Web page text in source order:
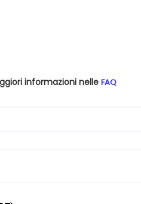
informazioni nelle FAQ